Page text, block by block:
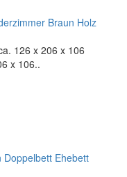
Braun Holz
126 x 206 x 106
x 106..